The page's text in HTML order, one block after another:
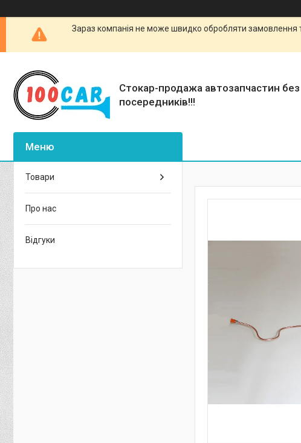
Зараз компанія не може швидко обробляти замовлення
Стокар-продажа автозапчастин без
посередників!!!
Товари
Про нас
Відгуки